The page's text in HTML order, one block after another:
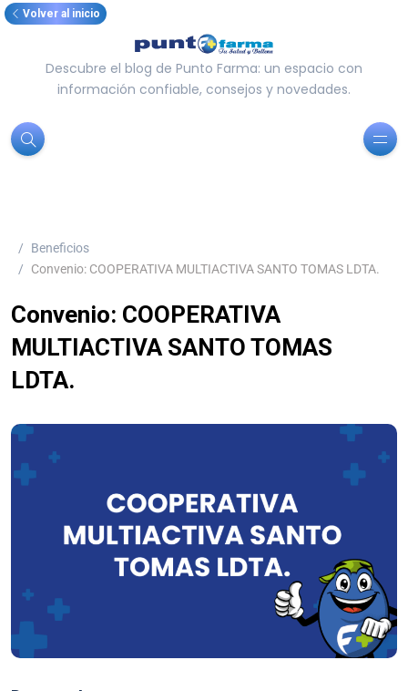
Volver al inicio
Descubre el blog de Punto Farma: un espacio con
información confiable, consejos y novedades.
Beneficios
Convenio: COOPERATIVA MULTIACTIVA SANTO TOMAS LDTA.
Convenio: COOPERATIVA
MULTIACTIVA SANTO TOMAS
LDTA.